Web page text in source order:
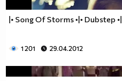
|• Song Of Storms •|• Dubstep •|
1 201 29.04.2012